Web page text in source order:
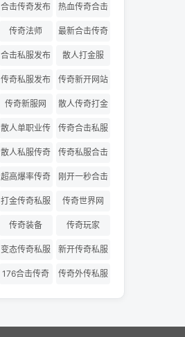
合击传奇发布
网
热血传奇合击
版
传奇法师
最新合击传奇
私服
合击私服发布
网
散人打金服
传奇私服发布
网
传奇新开网站
传奇新服网
散人传奇打金
版
散人单职业传
奇
传奇合击私服
散人私服传奇
传奇私服合击
发布网
超高爆率传奇
刚开一秒合击
传奇
打金传奇私服 传奇世界网
传奇装备 传奇玩家
变态传奇私服 新开传奇私服
176合击传奇 传奇外传私服